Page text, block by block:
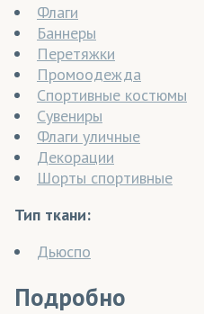
Флаги
Баннеры
Перетяжки
Промоодежда
Спортивные костюмы
Сувениры
Флаги уличные
Декорации
Шорты спортивные
Тип ткани:
Дьюспо
Подробно